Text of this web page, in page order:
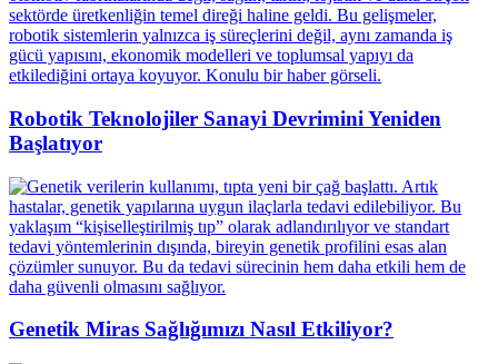
Robotik Teknolojiler Sanayi Devrimini Yeniden
Başlatıyor
Genetik Miras Sağlığımızı Nasıl Etkiliyor?